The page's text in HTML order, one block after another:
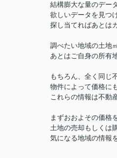
結構膨大な量のデー
欲しいデータを見つ
探し当てればあとは
調べたい地域の土地
あとはご自身の所有
もちろん、全く同じ
物件によって価格に
これらの情報は不動
まずおおよその価格
土地の売却もしくは
気になる地域の情報